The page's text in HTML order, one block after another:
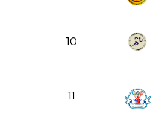
10
11